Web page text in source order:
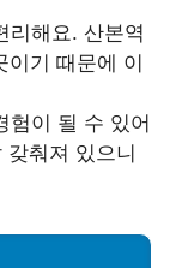
리해요. 산본역
이기 때문에 이
험이 될 수 있어
갖춰져 있으니